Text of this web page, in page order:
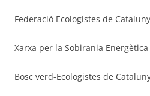
Federació Ecologistes de
Xarxa per la Sobirania Energètica
Bosc verd-Ecologistes de